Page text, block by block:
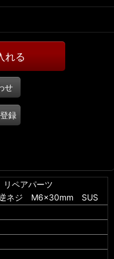
れる
せ
録
リペアパーツ
逆ネジ M6×30mm SUS